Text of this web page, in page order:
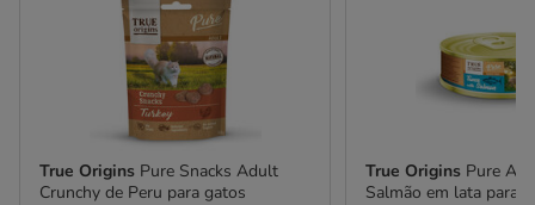
True Origins Pure Snacks Adult
Crunchy de Peru para gatos
True Origins Pure
Salmão em lata para